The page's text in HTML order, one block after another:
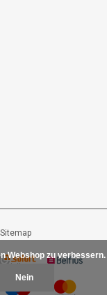
Sitemap
Webshop zu verbessern.
Nein